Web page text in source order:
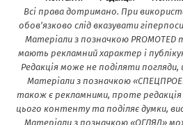
Всі права дотримано. При
обов’язково слід вказувати
Матеріали з позначкою
мають рекламний характер і
Редакція може не поділяти
Матеріали з позначкою
також є рекламними, проте редакція
цього контенту та поділяє думки,
Матеріали з позначкою «ОГЛЯД»